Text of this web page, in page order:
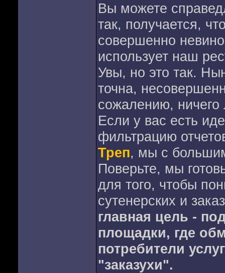
Вы можете
так, получается,
совершенно
использует наш
Увы, но это так.
точна,
сожалению,
Если у вас есть
фильтрацию
Треп, мы с
Поверьте, мы
для того, чтобы
сутенерских и
главная цель -
площадки, где
потребители
"заказухи".